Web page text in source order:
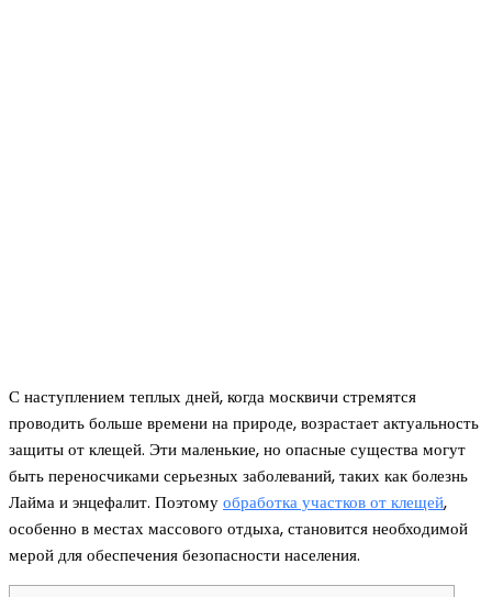
С наступлением теплых дней, когда москвичи стремятся
проводить больше времени на природе, возрастает актуальность
защиты от клещей. Эти маленькие, но опасные существа могут
быть переносчиками серьезных заболеваний, таких как болезнь
Лайма и энцефалит. Поэтомуобработка участков от клещей,
особенно в местах массового отдыха, становится необходимой
мерой для обеспечения безопасности населения.